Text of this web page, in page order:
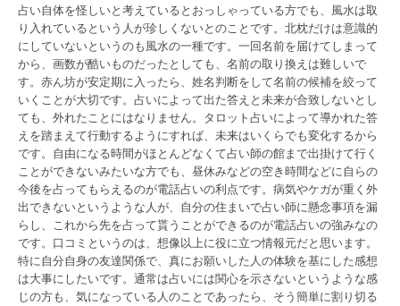
占い自体を怪しいと考えているとおっしゃっている方でも、風水は取
り入れているという人が珍しくないとのことです。北枕だけは意識的
にしていないというのも風水の一種です。一回名前を届けてしまって
から、画数が酷いものだったとしても、名前の取り換えは難しいで
す。赤ん坊が安定期に入ったら、姓名判断をして名前の候補を絞って
いくことが大切です。占いによって出た答えと未来が合致しないとし
ても、外れたことにはなりません。タロット占いによって導かれた答
えを踏まえて行動するようにすれば、未来はいくらでも変化するから
です。自由になる時間がほとんどなくて占い師の館まで出掛けて行く
ことができないみたいな方でも、昼休みなどの空き時間などに自らの
今後を占ってもらえるのが電話占いの利点です。病気やケガが重く外
出できないというような人が、自分の住まいで占い師に懸念事項を漏
らし、これから先を占って貰うことができるのが電話占いの強みなの
です。口コミというのは、想像以上に役に立つ情報元だと思います。
特に自分自身の友達関係で、真にお願いした人の体験を基にした感想
は大事にしたいです。通常は占いには関心を示さないというような感
じの方も、気になっている人のことであったら、そう簡単に割り切る